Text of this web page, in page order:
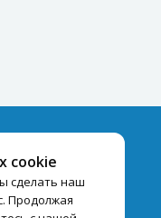
cookie
сделать наш
Продолжая